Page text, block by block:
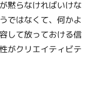
黙らなければいけな
ではなくて、何かよ
して放っておける信
がクリエイティビテ